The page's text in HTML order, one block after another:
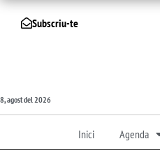
Subscriu-te
8, agost del 2026
Inici Agenda